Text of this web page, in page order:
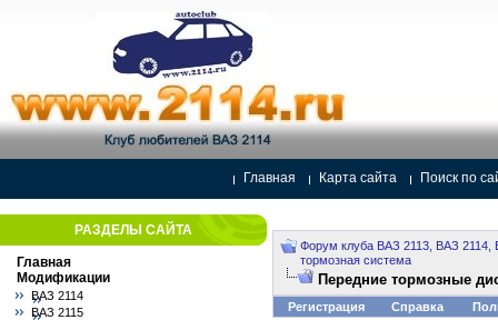
Главная Карта сайта Поиск по
РАЗДЕЛЫ САЙТА
Главная
Модификации
ВАЗ 2114
ВАЗ 2115
Форум клуба ВАЗ 2113, ВАЗ 2114,
тормозная система
Передние тормозные
Регистрация Справка